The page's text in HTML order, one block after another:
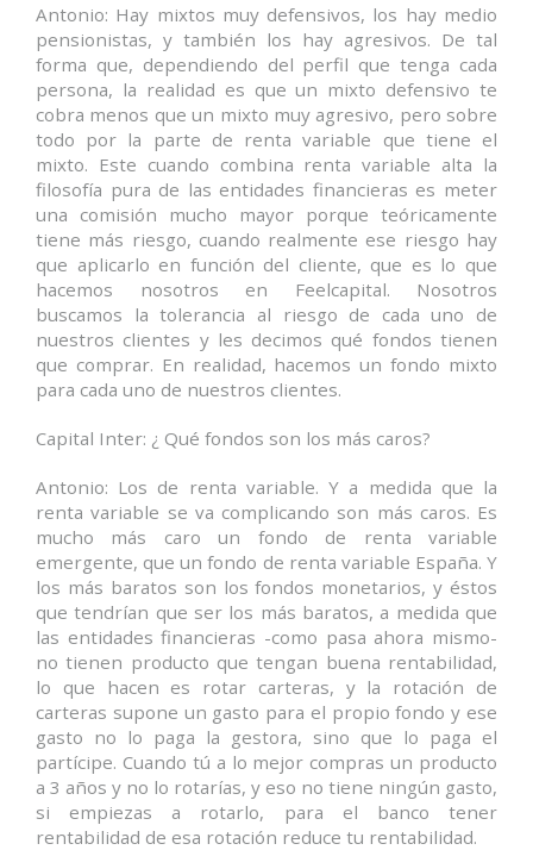
Antonio: Hay mixtos muy defensivos, los hay medio
pensionistas, y también los hay agresivos. De tal
forma que, dependiendo del perfil que tenga cada
persona, la realidad es que un mixto defensivo te
cobra menos que un mixto muy agresivo, pero sobre
todo por la parte de renta variable que tiene el
mixto. Este cuando combina renta variable alta la
filosofía pura de las entidades financieras es meter
una comisión mucho mayor porque teóricamente
tiene más riesgo, cuando realmente ese riesgo hay
que aplicarlo en función del cliente, que es lo que
hacemos nosotros en Feelcapital. Nosotros
buscamos la tolerancia al riesgo de cada uno de
nuestros clientes y les decimos qué fondos tienen
que comprar. En realidad, hacemos un fondo mixto
para cada uno de nuestros clientes.
Capital Inter: ¿ Qué fondos son los más caros?
Antonio: Los de renta variable. Y a medida que la
renta variable se va complicando son más caros. Es
mucho más caro un fondo de renta variable
emergente, que un fondo de renta variable España. Y
los más baratos son los fondos monetarios, y éstos
que tendrían que ser los más baratos, a medida que
las entidades financieras -como pasa ahora mismo-
no tienen producto que tengan buena rentabilidad,
lo que hacen es rotar carteras, y la rotación de
carteras supone un gasto para el propio fondo y ese
gasto no lo paga la gestora, sino que lo paga el
partícipe. Cuando tú a lo mejor compras un producto
a 3 años y no lo rotarías, y eso no tiene ningún gasto,
si empiezas a rotarlo, para el banco tener
rentabilidad de esa rotación reduce tu rentabilidad.